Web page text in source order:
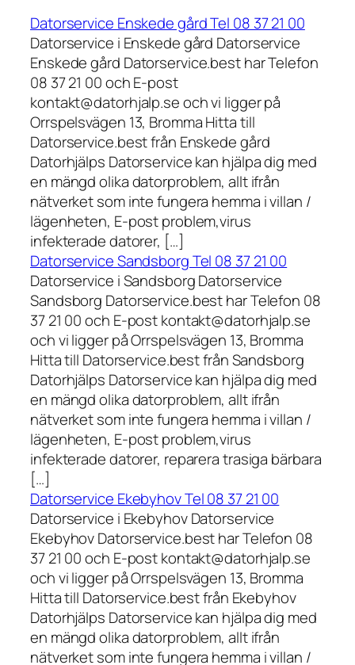
Datorservice Enskede gård Tel 08 37 21 00
Datorservice i Enskede gård Datorservice
Enskede gård Datorservice.best har Telefon
08 37 21 00 och E-post
kontakt@datorhjalp.se och vi ligger på
Orrspelsvägen 13, Bromma Hitta till
Datorservice.best från Enskede gård
Datorhjälps Datorservice kan hjälpa dig med
en mängd olika datorproblem, allt ifrån
nätverket som inte fungera hemma i villan /
lägenheten, E-post problem,virus
infekterade datorer, […]
Datorservice Sandsborg Tel 08 37 21 00
Datorservice i Sandsborg Datorservice
Sandsborg Datorservice.best har Telefon 08
37 21 00 och E-post kontakt@datorhjalp.se
och vi ligger på Orrspelsvägen 13, Bromma
Hitta till Datorservice.best från Sandsborg
Datorhjälps Datorservice kan hjälpa dig med
en mängd olika datorproblem, allt ifrån
nätverket som inte fungera hemma i villan /
lägenheten, E-post problem,virus
infekterade datorer, reparera trasiga bärbara
[…]
Datorservice Ekebyhov Tel 08 37 21 00
Datorservice i Ekebyhov Datorservice
Ekebyhov Datorservice.best har Telefon 08
37 21 00 och E-post kontakt@datorhjalp.se
och vi ligger på Orrspelsvägen 13, Bromma
Hitta till Datorservice.best från Ekebyhov
Datorhjälps Datorservice kan hjälpa dig med
en mängd olika datorproblem, allt ifrån
nätverket som inte fungera hemma i villan /